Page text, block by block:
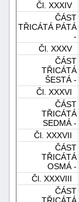
Čl. XXXIV
ČÁST
TŘICÁTÁ PÁTÁ
-
Čl. XXXV
ČÁST
TŘICÁTÁ
ŠESTÁ -
Čl. XXXVI
ČÁST
TŘICÁTÁ
SEDMÁ -
Čl. XXXVII
ČÁST
TŘICÁTÁ
OSMÁ -
Čl. XXXVIII
ČÁST
TŘICÁTÁ